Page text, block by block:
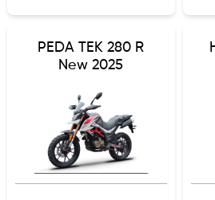
PEDA TEK 280 R
New 2025